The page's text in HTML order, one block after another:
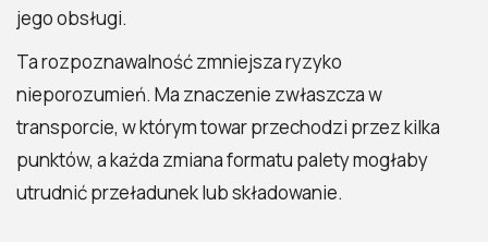
jego obsługi.
Ta rozpoznawalność zmniejsza ryzyko
nieporozumień. Ma znaczenie zwłaszcza w
transporcie, w którym towar przechodzi przez kilka
punktów, a każda zmiana formatu palety mogłaby
utrudnić przeładunek lub składowanie.